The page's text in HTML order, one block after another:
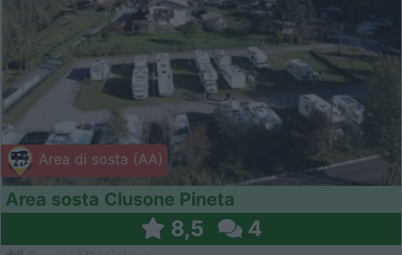
Area di sosta (AA)
Area sosta Clusone Pineta
8,5 4